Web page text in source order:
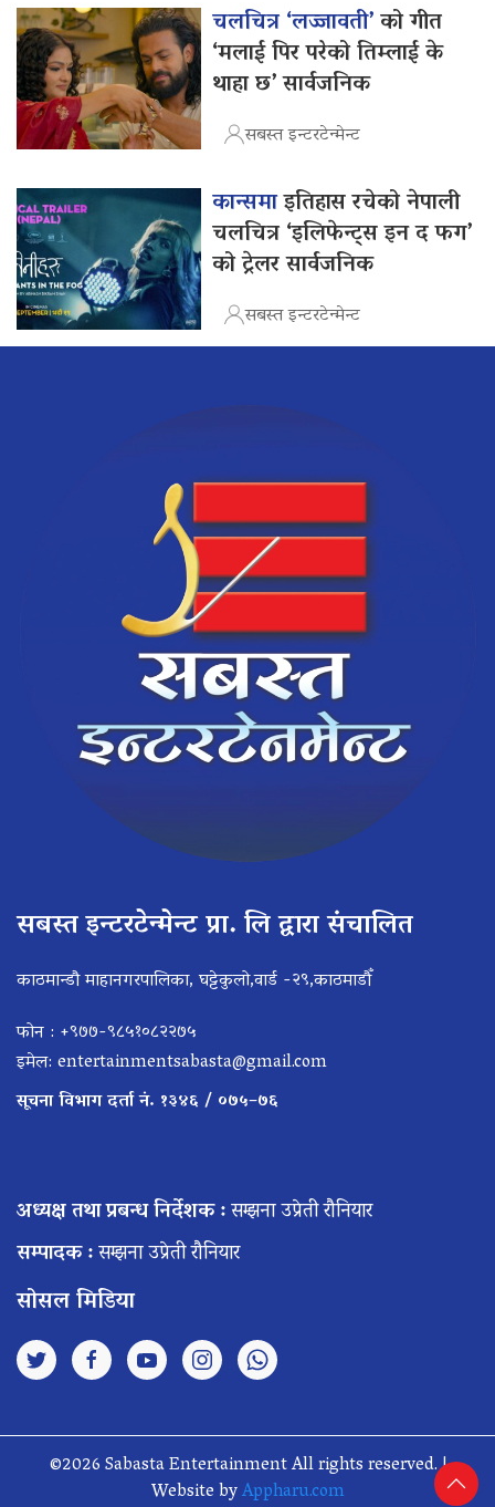
चलचित्र ‘लज्जावती’को गीत
‘मलाई पिर परेको तिम्लाई के
थाहा छ’ सार्वजनिक
सबस्त इन्टरटेन्मेन्ट
कान्समाइतिहास रचेको नेपाली
चलचित्र ‘इलिफेन्ट्स इन द फग’
को ट्रेलर सार्वजनिक
सबस्त इन्टरटेन्मेन्ट
सबस्त इन्टरटेन्मेन्ट प्रा. लि द्वारा संचालित
काठमान्डौ माहानगरपालिका, घट्टेकुलो,वार्ड -२९,काठमाडौँ
फोन : +९७७-९८५१०८२२७५
इमेल: entertainmentsabasta@gmail.com
सूचना विभाग दर्ता नं. १३४६ / ०७५–७६
अध्यक्ष तथा प्रबन्ध निर्देशक :सम्झना उप्रेती रौनियार
सम्पादक :सम्झना उप्रेती रौनियार
सोसल मिडिया
©2026 Sabasta Entertainment All rights reserved. |
Website byAppharu.com